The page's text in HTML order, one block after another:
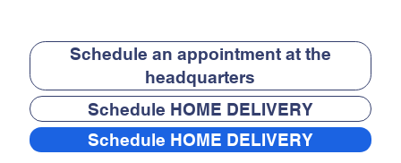
Schedule an appointment at the
headquarters
Schedule HOME DELIVERY
Schedule HOME DELIVERY